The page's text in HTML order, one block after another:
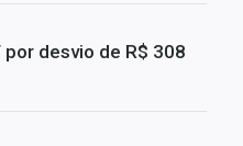
por desvio de R$ 308